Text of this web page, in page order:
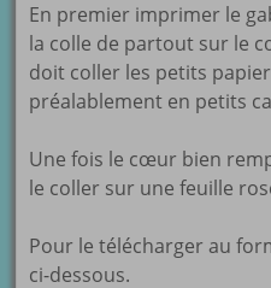
En premier imprimer le
la colle de partout sur le
doit coller les petits
préalablement en petits
Une fois le cœur bien
le coller sur une feuille
Pour le télécharger au
ci-dessous.